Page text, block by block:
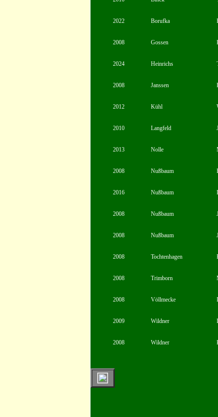
2022 Borufka
2008 Gossen
2024 Heinrichs
2008 Janssen
2012 Kühl
2010 Langfeld
2013 Nolle
2008 Nußbaum
2016 Nußbaum
2008 Nußbaum
2008 Nußbaum
2008 Tochtenhagen
2008 Trimborn
2008 Völlmecke
2009 Wildner
2008 Wildner